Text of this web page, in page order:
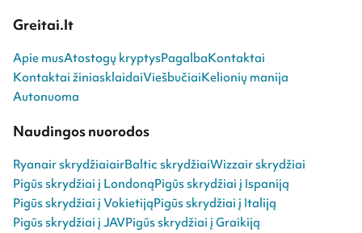
Greitai.lt
Apie musAtostogų kryptysPagalbaKontaktai
Kontaktai žiniasklaidaiViešbučiaiKelionių manija
Autonuoma
Naudingos nuorodos
Ryanair skrydžiaiairBaltic skrydžiaiWizzair skrydžiai
Pigūs skrydžiai į LondonąPigūs skrydžiai į Ispaniją
Pigūs skrydžiai į VokietijąPigūs skrydžiai į Italiją
Pigūs skrydžiai į JAVPigūs skrydžiai į Graikiją